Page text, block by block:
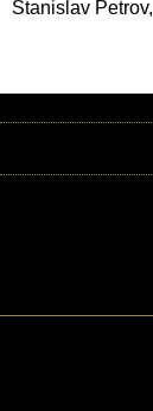
Stanislav